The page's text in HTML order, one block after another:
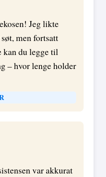
Jeg likte
men fortsatt
du legge til
– hvor lenge holder
var akkurat